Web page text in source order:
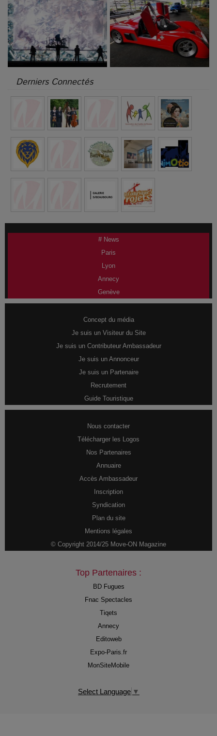
Derniers Connectés
# News
Paris
Lyon
Annecy
Genève
Concept du média
Je suis un Visiteur du Site
Je suis un Contributeur Ambassadeur
Je suis un Annonceur
Je suis un Partenaire
Recrutement
Guide Touristique
Nous contacter
Télécharger les Logos
Nos Partenaires
Annuaire
Accès Ambassadeur
Inscription
Syndication
Plan du site
Mentions légales
© Copyright 2014/25 Move-ON Magazine
Top Partenaires :
BD Fugues
Fnac Spectacles
Tiqets
Annecy
Editoweb
Expo-Paris.fr
MonSiteMobile
Select Language ▼